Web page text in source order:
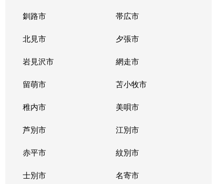
釧路市 帯広市
北見市 夕張市
岩見沢市 網走市
留萌市 苫小牧市
稚内市 美唄市
芦別市 江別市
赤平市 紋別市
士別市 名寄市